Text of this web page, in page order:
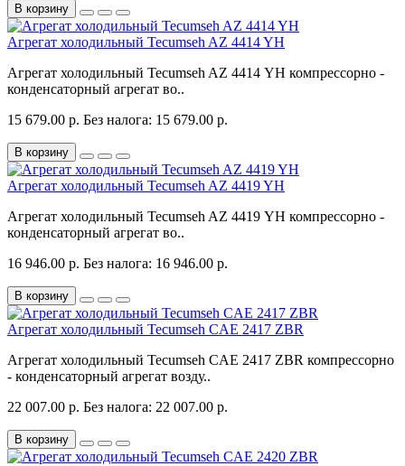
В корзину
Агрегат холодильный Tecumseh AZ 4414 YH
Агрегат холодильный Tecumseh AZ 4414 YH компрессорно -
конденсаторный агрегат во..
15 679.00 р. Без налога: 15 679.00 р.
В корзину
Агрегат холодильный Tecumseh AZ 4419 YH
Агрегат холодильный Tecumseh AZ 4419 YH компрессорно -
конденсаторный агрегат во..
16 946.00 р. Без налога: 16 946.00 р.
В корзину
Агрегат холодильный Tecumseh CAE 2417 ZBR
Агрегат холодильный Tecumseh CAE 2417 ZBR компрессорно
- конденсаторный агрегат возду..
22 007.00 р. Без налога: 22 007.00 р.
В корзину